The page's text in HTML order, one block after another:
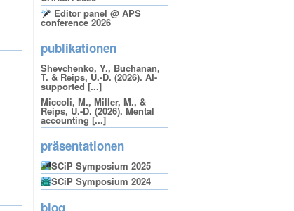
Editor panel @ APS
conference 2026
publikationen
Shevchenko, Y., Buchanan,
T. & Reips, U.-D. (2026). AI-
supported [...]
Miccoli, M., Miller, M., &
Reips, U.-D. (2026). Mental
accounting [...]
präsentationen
SCiP Symposium 2025
SCiP Symposium 2024
blog